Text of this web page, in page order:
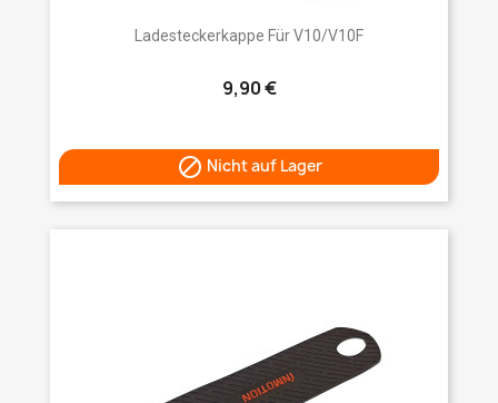
Ladesteckerkappe Für V10/V10F
9,90 €
 Nicht auf Lager